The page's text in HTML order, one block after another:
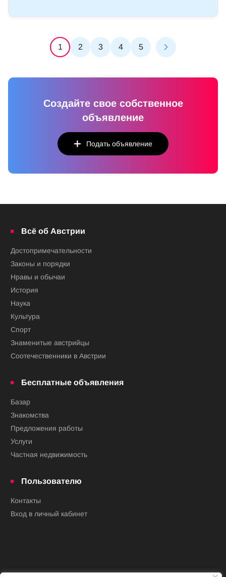
1 2 3 4 5
Создайте свое собственное
объявление
Подать объявление
Всё об Австрии
Достопримечательности
Законы и порядки
Нравы и обычаи
История
Наука
Культура
Спорт
Знаменитые австрийцы
Соотечественники в Австрии
Бесплатные объявления
Базар
Знакомства
Предложения работы
Услуги
Частная недвижимость
Пользователю
Контакты
Вход в личный кабинет